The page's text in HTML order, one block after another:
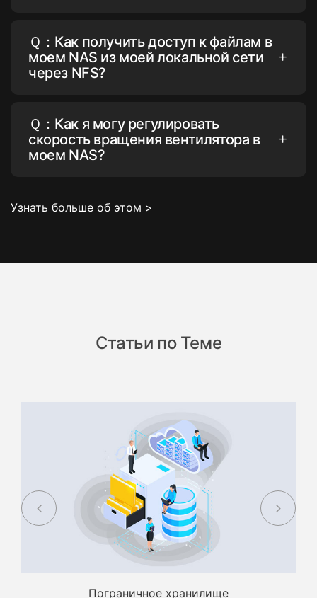
Ｑ：Как получить доступ к файлам в
моем NAS из моей локальной сети
через NFS?
Ｑ：Как я могу регулировать
скорость вращения вентилятора в
моем NAS?
Узнать больше об этом >
Статьи по Теме
Пограничное хранилище